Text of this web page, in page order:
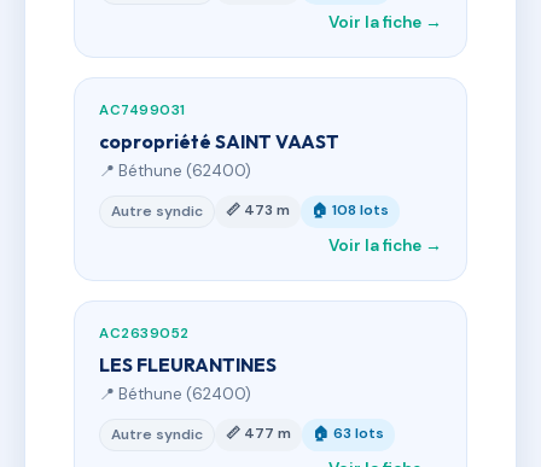
Voir la fiche →
AC7499031
copropriété SAINT VAAST
📍 Béthune (62400)
Autre syndic 📏 473 m 🏠 108 lots
Voir la fiche →
AC2639052
LES FLEURANTINES
📍 Béthune (62400)
Autre syndic 📏 477 m 🏠 63 lots